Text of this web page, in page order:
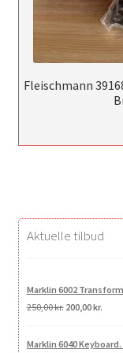
Fleischmann
Aktuelle tilbud
Marklin 6002
250,00kr. Den
pris
200,00kr.Den
pris
Marklin 6040